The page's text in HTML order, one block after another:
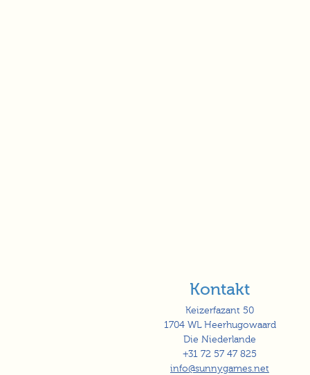
Kontakt
Keizerfazant 50
1704 WL Heerhugowaard
Die Niederlande
+31 72 57 47 825
info@sunnygames.net